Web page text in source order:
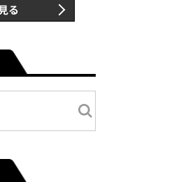
る